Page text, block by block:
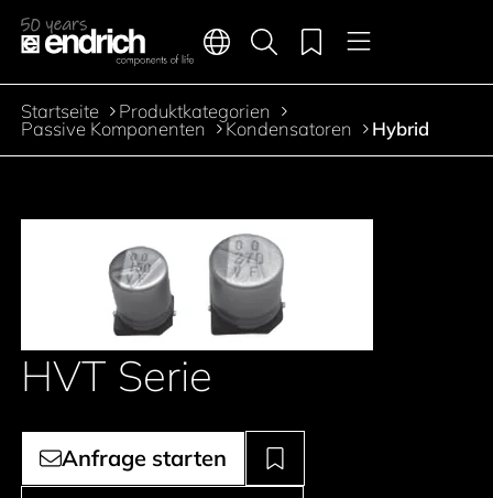
Zum Inhalt springen
Hauptnavigation
Sprachen Menü
Produktsuche
Merkliste
Pfadnavigation
Startseite Produktkategorien
Passive Komponenten Kondensatoren Hybrid
HVT Serie
Anfrage starten